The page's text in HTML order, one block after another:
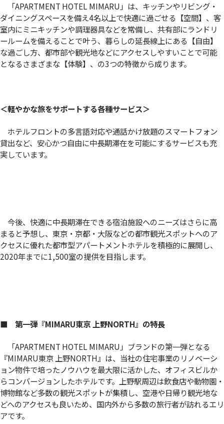
「APARTMENT HOTEL MIMARU」は、キッチンやリビング・
ダイニングスペースを備え4名以上で快適に過ごせる【空間】、客
室内にミニキッチンや調理器具などを常備し、共有部にランドリ
ールームを備えることで叶う、暮らしの延長線上にある【自由】
な過ごし方、都市部や観光地などにアクセスしやすいことで可能
となるさまざまな【体験】、の3つの特徴から成ります。
＜軽やかな旅をサポートする各種サービス＞
ホテルフロントの多言語対応や通話かけ放題のスマートフォン
貸出など、安心かつ自由に中長期滞在を可能にするサービスも充
実しています。
今後、快適に中長期滞在できる宿泊施設へのニーズはさらに高
まると予想し、東京・京都・大阪などの都市観光スポットへのア
クセスに優れた都市型アパートメントホテルを積極的に展開し、
2020年までに1,500室の提供を目指します。
■ 第一弾『MIMARU東京 上野NORTH』の特長
「APARTMENT HOTEL MIMARU」ブランドの第一弾となる
『MIMARU東京 上野NORTH』は、当社の住宅事業のリノベーシ
ョン物件で培ったノウハウを最大限に活かした、オフィスビルか
らコンバージョンしたホテルです。上野駅周辺は飲食店や動物園・
博物館など多数の観光スポットが集積し、空港や日帰り観光地な
どへのアクセスも良いため、国内外から多数の旅行者が訪れるエリ
アです。